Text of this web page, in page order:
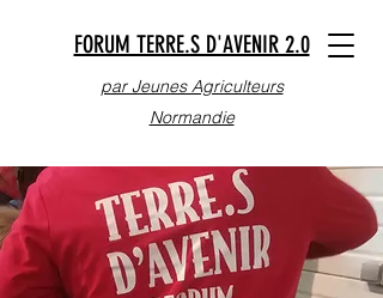
FORUM TERRE.S D'AVENIR 2.0
par Jeunes Agriculteurs
Normandie